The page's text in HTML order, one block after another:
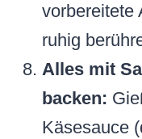
vorbereitete
ruhig
Alles mit
backen:
Käsesauce